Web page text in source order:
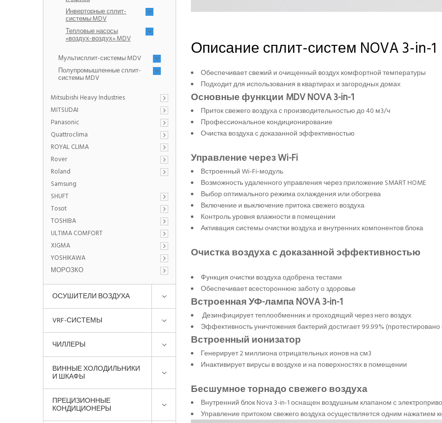
Инверторные сплит-
системы MDV
Тепловые насосы
«воздух-воздух» MDV
Мультисплит-системы MDV
Полупромышленные сплит-
системы MDV
Mitsubishi Heavy Industries
MITSUDAI
Panasonic
Quattroclima
ROYAL CLIMA
Rover
Roland
Samsung
SHUFT
Tosot
TOSHIBA
ULTIMA COMFORT
XIGMA
YOSHIKAWA
МОРОЗКО
ОСУШИТЕЛИ ВОЗДУХА
VRF-СИСТЕМЫ
ЧИЛЛЕРЫ
ВИННЫЕ ХОЛОДИЛЬНИКИ
И ШКАФЫ
ПРЕЦИЗИОННЫЕ
КОНДИЦИОНЕРЫ
Описание сплит-систем NOVA 3-in-1
Обеспечивает свежий и очищенный воздух комфортной температуры
Подходит для использования в квартирах и загородных домах
Основные функции MDV NOVA 3-in-1
Приток свежего воздуха с производительностью до 40 м3/ч
Профессиональное кондиционирование
Очистка воздуха с доказанной эффективностью
Управление через Wi-Fi
Встроенный Wi-Fi-модуль
Возможность удаленного управления через приложение SMART HOME
Выбор оптимального режима охлаждения или обогрева
Включение и выключение притока свежего воздуха
Контроль уровня влажности в помещении
Активация системы очистки воздуха и внутренних компонентов блока
Очистка воздуха с доказанной эффективностью
Функция очистки воздуха одобрена тестами
Обеспечивает всестороннюю заботу о здоровье
Встроенная УФ-лампа NOVA 3-in-1
Дезинфицирует теплообменник и проходящий через него воздух
Эффективность уничтожения бактерий достигает 99.99% (протестировано
Встроенный ионизатор
Генерирует 2 миллиона отрицательных ионов на см3
Инактивирует вирусы в воздухе и на поверхностях в помещении
Бесшумное торнадо свежего воздуха
Внутренний блок Nova 3-in-1 оснащен воздушным клапаном с
Управление притоком свежего воздуха осуществляется одним нажатием